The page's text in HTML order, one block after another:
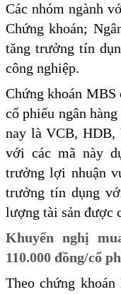
Các nhóm ngành
Chứng khoán;
tăng trưởng tín
công nghiệp.
Chứng khoán MBS
cổ phiếu ngân
nay là VCB, HDB,
với các mã này
trưởng lợi nhuận
trưởng tín dụng
lượng tài sản được
Khuyến nghị
110.000 đồng/cổ
Theo chứng